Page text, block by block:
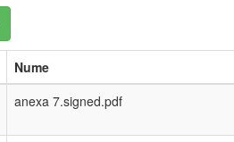
Nume
anexa 7.signed.pdf